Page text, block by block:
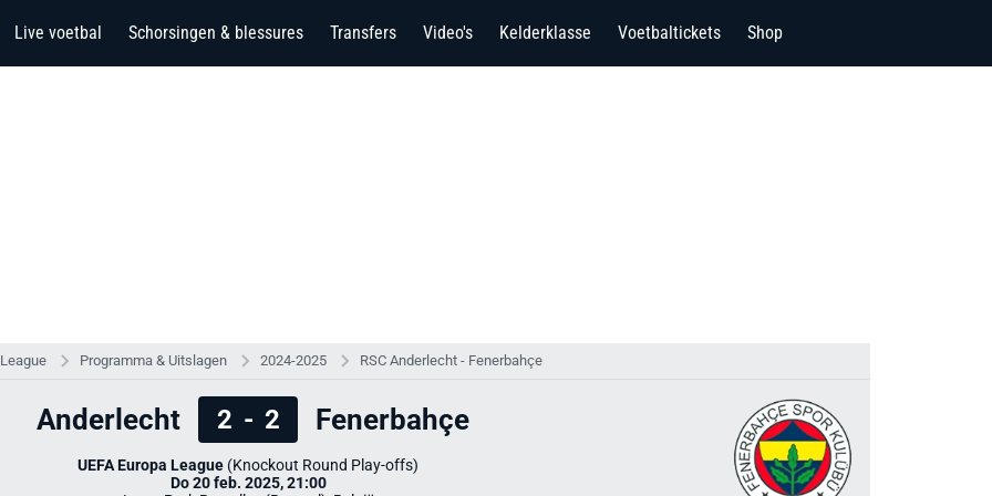
Live voetbal Schorsingen & blessures Transfers Video's Kelderklasse Voetbaltickets Shop
Programma & Uitslagen 2024-2025 RSC Anderlecht - Fenerbahçe
Anderlecht 2 - 2 Fenerbahçe
UEFA Europa League (Knockout Round Play-offs)
Do 20 feb. 2025, 21:00